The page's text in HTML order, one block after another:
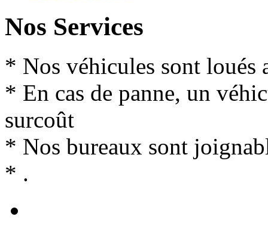
Nos Services
* Nos véhicules sont loués
* En cas de panne, un
surcoût
* Nos bureaux sont
* .